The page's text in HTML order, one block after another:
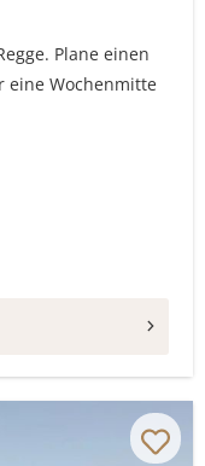
Plane einen
eine Wochenmitte